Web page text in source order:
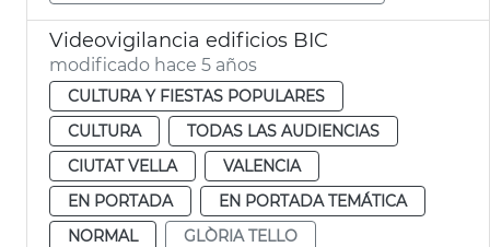
Videovigilancia edificios BIC
modificado hace 5 años
CULTURA Y FIESTAS POPULARES
CULTURA
TODAS LAS AUDIENCIAS
CIUTAT VELLA
VALENCIA
EN PORTADA
EN PORTADA TEMÁTICA
NORMAL
GLÒRIA TELLO